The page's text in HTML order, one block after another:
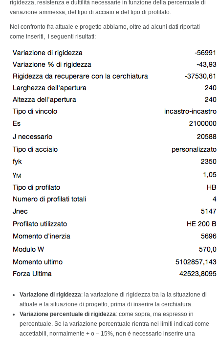
rigidezza, resistenza e duttilità necessarie in funzione della percentuale di
variazione ammessa, del tipo di acciaio e del tipo di profilato.
Nel confronto fra attuale e progetto abbiamo, oltre ad alcuni dati riportati
come inseriti, i seguenti risultati:
Variazione di rigidezza: la variazione di rigidezza tra la la situazione di
attuale e la situazione di progetto, prima di inserire la cerchiatura.
Variazione percentuale di rigidezza: come sopra, ma espresso in
percentuale. Se la variazione percentuale rientra nei limiti indicati come
accettabili, normalmente + o – 15%, non è necessario inserire una